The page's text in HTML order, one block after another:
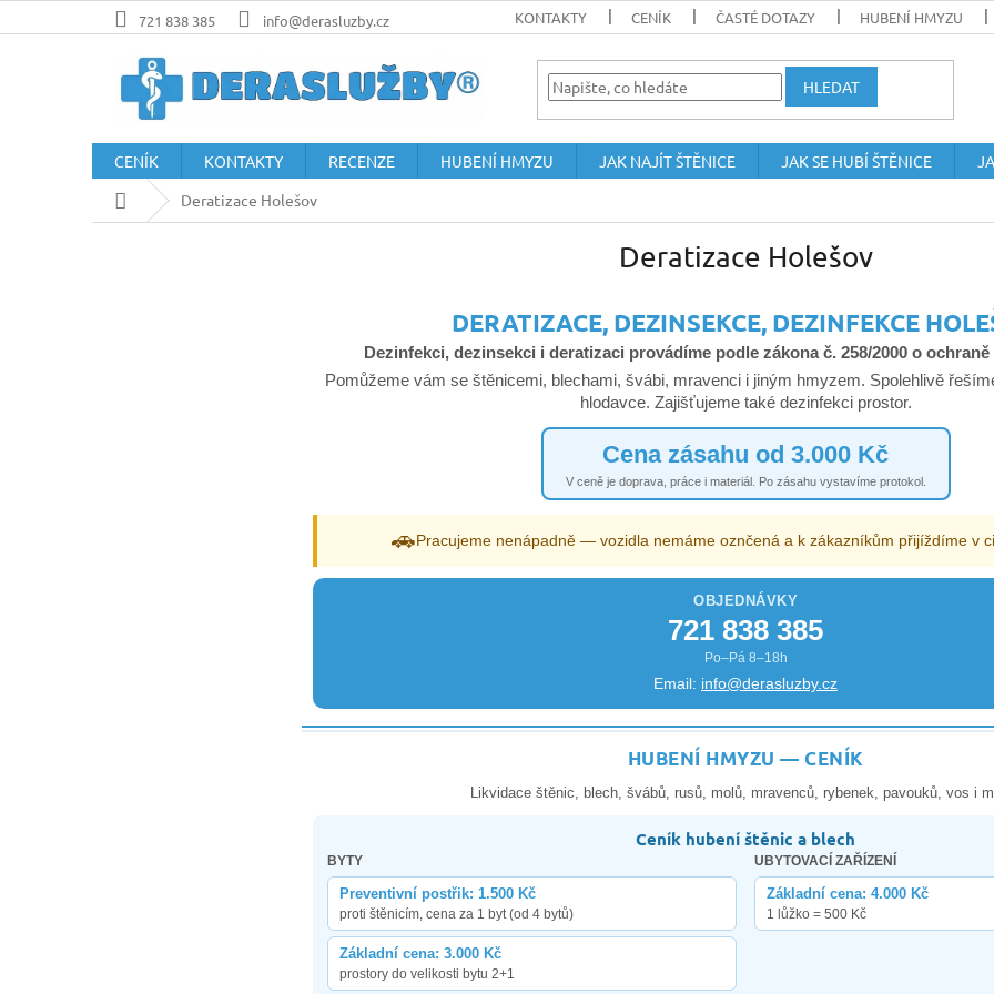
na
721 838 385 info@derasluzby.cz KONTAKTY CENÍK ČASTÉ DOTAZY HUBENÍ HMYZU
HLEDAT
CENÍK KONTAKTY RECENZE HUBENÍ HMYZU JAK NAJÍT ŠTĚNICE JAK SE HUBÍ ŠTĚNICE
Domů
Deratizace Holešov
Deratizace Holešov
DERATIZACE, DEZINSEKCE, DEZINFEKCE
Dezinfekci, dezinsekci i deratizaci provádíme podle zákona č. 258/2000 o
Pomůžeme vám se štěnicemi, blechami, švábi, mravenci i jiným hmyzem. Spolehlivě
hlodavce. Zajišťujeme také dezinfekci prostor.
Cena zásahu od 3.000 Kč
V ceně je doprava, práce i materiál. Po zásahu vystavíme protokol.
🚗Pracujeme nenápadně — vozidla nemáme oznčená a k zákazníkům přijíždíme v
OBJEDNÁVKY
721 838 385
Po–Pá 8–18h
Email: info@derasluzby.cz
HUBENÍ HMYZU — CENÍK
Likvidace štěnic, blech, švábů, rusů, molů, mravenců, rybenek, pavouků, vos i
Ceník hubení štěnic a blech
BYTY
Preventivní postřik: 1.500 Kč
proti štěnicím, cena za 1 byt (od 4 bytů)
Základní cena: 3.000 Kč
prostory do velikosti bytu 2+1
UBYTOVACÍ ZAŘÍZENÍ
Základní cena: 4.000 Kč
1 lůžko = 500 Kč